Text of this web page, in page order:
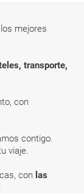
mejores
transporte,
con
contigo.
viaje.
con las